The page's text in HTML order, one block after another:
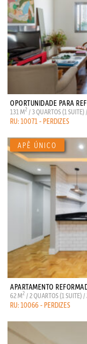
OPORTUNIDADE PARA
131 M2 / 3 QUARTOS (1
RU: 10071 - PERDIZES
APARTAMENTO
62 M2 / 2 QUARTOS (1 SUITE)
RU: 10066 - PERDIZES